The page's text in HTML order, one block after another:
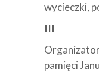
wycieczki,
III
pamięci